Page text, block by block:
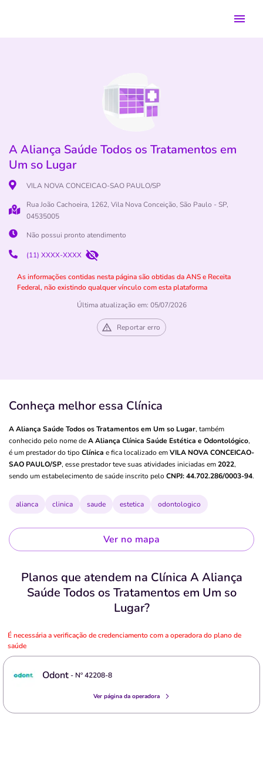
A Aliança Saúde Todos os Tratamentos em
Um so Lugar
VILA NOVA CONCEICAO-SAO PAULO/SP
Rua João Cachoeira, 1262, Vila Nova Conceição, São Paulo - SP,
04535005
Não possui pronto atendimento
(11) XXXX-XXXX
As informações contidas nesta página são obtidas da ANS e Receita
Federal, não existindo qualquer vínculo com esta plataforma
Última atualização em: 05/07/2026
Reportar erro
Conheça melhor essa Clínica
A Aliança Saúde Todos os Tratamentos em Um so Lugar, também
conhecido pelo nome deA Aliança Clínica Saúde Estética e Odontológico,
é um prestador do tipo Clínica e fica localizado emVILA NOVA CONCEICAO-
SAO PAULO/SP, esse prestador teve suas atividades iniciadas em2022,
sendo um estabelecimento de saúde inscrito pelo CNPJ: 44.702.286/0003-94.
alianca clinica saude estetica odontologico
Ver no mapa
Planos que atendem na Clínica A Aliança
Saúde Todos os Tratamentos em Um so
Lugar?
É necessária a verificação de credenciamento com a operadora do plano de
saúde
Odont- Nº42208-8
Ver página da operadora